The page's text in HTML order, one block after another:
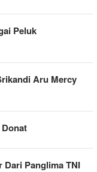
Peluk
Aru Mercy
Dari Panglima TNI